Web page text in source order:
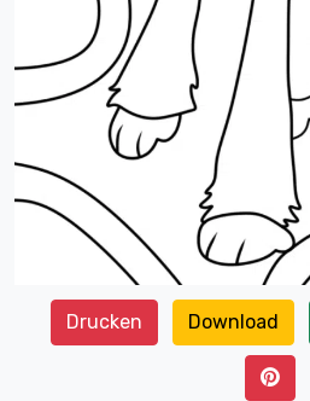
Drucken Download